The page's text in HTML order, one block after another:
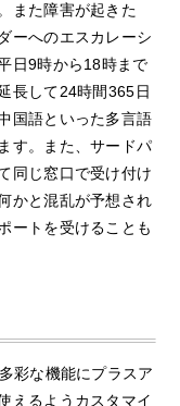
また障害が起きた
ーへのエスカレーシ
日9時から18時まで
長して24時間365日
国語といった多言語
す。また、サードパ
同じ窓口で受け付け
かと混乱が予想され
ートを受けることも
彩な機能にプラスア
えるようカスタマイ